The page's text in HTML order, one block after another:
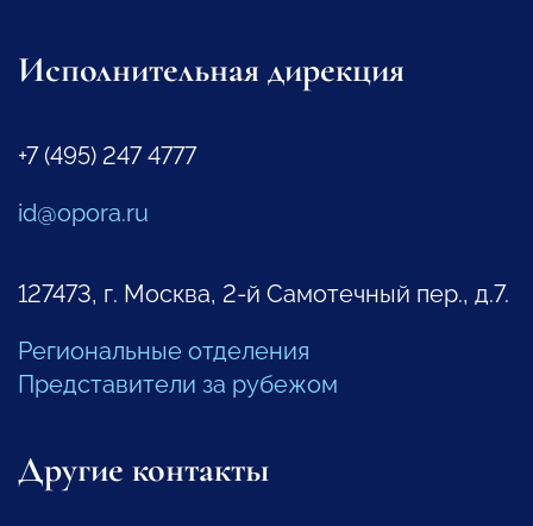
Исполнительная дирекция
+7 (495) 247 4777
id@opora.ru
127473, г. Москва, 2-й Самотечный пер., д.7.
Региональные отделения
Представители за рубежом
Другие контакты